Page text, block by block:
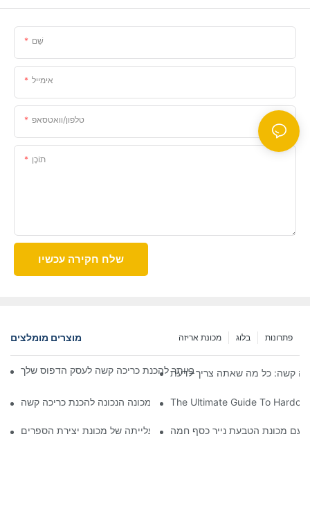
שֵׁם
אימייל
טלפון/וואטסאפ
תוֹכֶן
שלח חקירה עכשיו
מוצרים מומלצים פתרונות בלוג מכונת אריזה
לבחירת המכונה הטובה ביותר להכנת כריכה קשה לעסק הדפוס שלך
קשה: כל מה שאתה צריך לדעת
המדריך האולטימטיבי לבחירת המכונה הנכונה להכנת כריכה קשה
The Ultimate Guide To
עתיד ההוצאה לאור: עלייתה של מכונת יצירת הספרים
עם מכונת הטבעת נייר כסף חמה